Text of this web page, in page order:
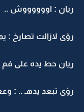
ريان : اووووووش ..
رؤى لازالت تصارخ :
ريان حط يده على فم
رؤى تبعد يدهـ .. :